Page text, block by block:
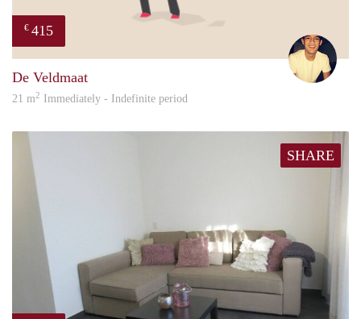
€ 415
De Veldmaat
21 m2 Immediately - Indefinite period
SHARE